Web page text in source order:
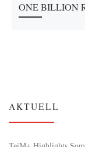
ONE BILLION
AKTUELL